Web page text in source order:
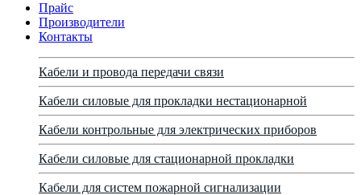
Прайс
Производители
Контакты
Кабели и провода передачи связи
Кабели силовые для прокладки нестационарной
Кабели контрольные для электрических приборов
Кабели силовые для стационарной прокладки
Кабели для систем пожарной сигнализации